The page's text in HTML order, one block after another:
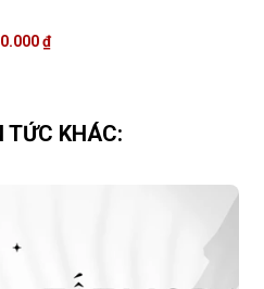
₫
TỨC KHÁC: